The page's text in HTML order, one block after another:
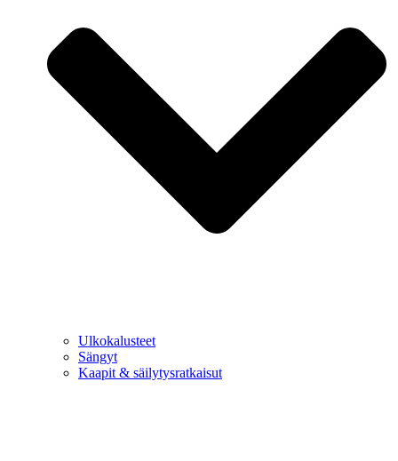
Ulkokalusteet
Sängyt
Kaapit & säilytysratkaisut